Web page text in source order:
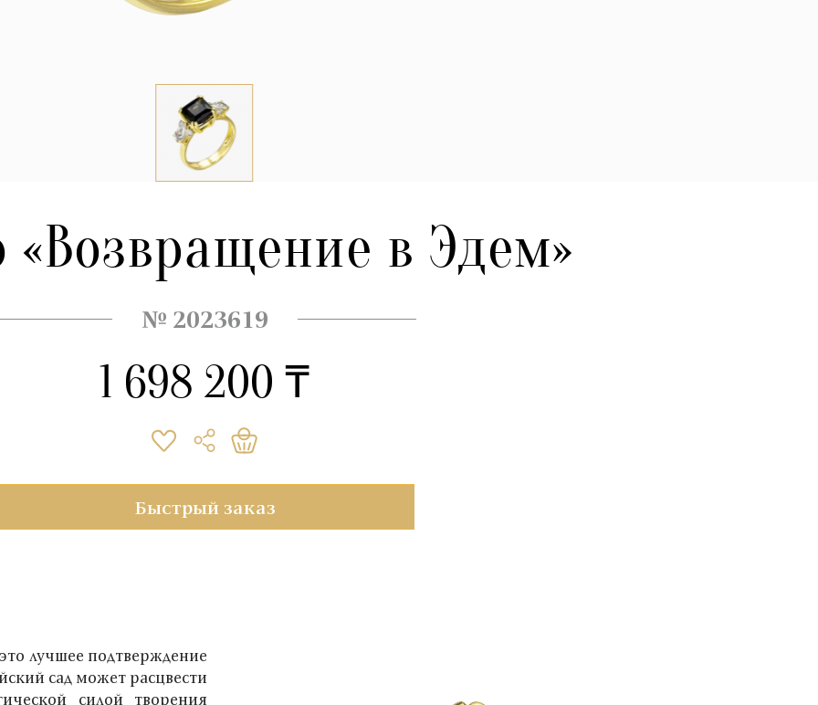
«Возвращение в Эдем»
№ 2023619
1 698 200 ₸
Быстрый заказ
лучшее подтверждение
сад может расцвести
силой творения